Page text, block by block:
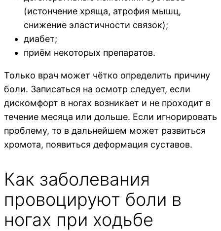
(истончение хряща, атрофия мышц,
снижение эластичности связок);
диабет;
приём некоторых препаратов.
Только врач может чётко определить причину
боли. Записаться на осмотр следует, если
дискомфорт в ногах возникает и не проходит в
течение месяца или дольше. Если игнорировать
проблему, то в дальнейшем может развиться
хромота, появиться деформация суставов.
Как заболевания
провоцируют боли в
ногах при ходьбе